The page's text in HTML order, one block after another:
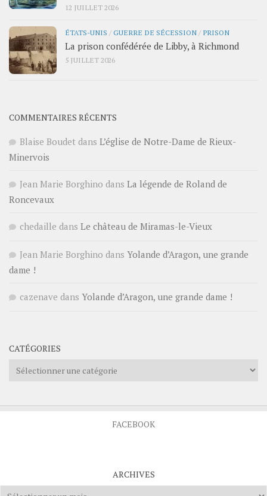
12 JUILLET 2026
ÉTATS-UNIS /GUERRE DE SÉCESSION / PRISON
La prison confédérée de Libby, à Richmond
5 JUILLET 2026
COMMENTAIRES RÉCENTS
Blaise Boudet dans L’église de Notre-Dame de Rieux-
Minervois
Jean Marie Borghino dans La légende de Roland de
Roncevaux
chedaille dans Le château de Miramas-le-Vieux
Jean Marie Borghino dans Yolande d’Aragon, une grande
dame !
cazenave dans Yolande d’Aragon, une grande dame !
CATÉGORIES
Catégories
FACEBOOK
ARCHIVES
Archives